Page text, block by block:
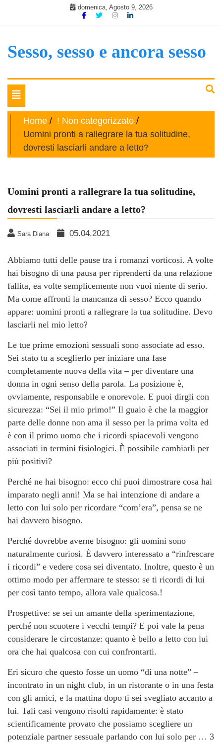
domenica, Agosto 9, 2026
Sesso, sesso e ancora sesso
Toggle
navigation
Home
! Non categorizzato
Uomini pronti a rallegrare la tua solitudine,
dovresti lasciarli andare a letto?
Uomini pronti a rallegrare la tua solitudine,
dovresti lasciarli andare a letto?
Sara Diana 05.04.2021
Abbiamo tutti delle pause tra i romanzi vorticosi. A volte
hai bisogno di una pausa per riprenderti da una relazione
fallita, ea volte semplicemente non vuoi niente di serio.
Ma come affronti la mancanza di sesso? Ecco quando
appare: uomini pronti a rallegrare la tua solitudine. Devo
lasciarli nel mio letto?
Le tue prime emozioni sessuali sono associate ad esso.
Sei stato tu a sceglierlo per iniziare una fase
completamente nuova della vita – per diventare una
donna in ogni senso della parola. La posizione è,
ovviamente, responsabile e onorevole. E puoi dirgli con
sicurezza: “Sei il mio primo!” Il guaio è che la maggior
parte delle donne non ama il sesso per la prima volta ed
è con il primo uomo che i ricordi spiacevoli vengono
associati in termini fisiologici. È possibile cambiarli per
più positivi?
Perché ne hai bisogno: ecco chi puoi dimostrare cosa hai
imparato negli anni! Ma se hai intenzione di andare a
letto con lui solo per ricordare “com’era”, pensa se ne
hai davvero bisogno.
Perché dovrebbe averne bisogno: gli uomini sono
naturalmente curiosi. È davvero interessato a “rinfrescare
i ricordi” e vedere cosa sei diventato. Inoltre, questo è un
ottimo modo per affermare te stesso: se ti ricordi di lui
per così tanto tempo, allora vale qualcosa.!
Prospettive: se sei un amante della sperimentazione,
perché non scuotere i vecchi tempi? E poi vale la pena
considerare le circostanze: quanto è bello a letto con lui
ora che hai qualcosa con cui confrontarti.
Eri sicuro che questo fosse un uomo “di una notte” –
incontrato in un night club, in un ristorante o in una festa
con gli amici, e la mattina dopo ti sei svegliato accanto a
lui. Tali casi vengono risolti rapidamente: è stato
scientificamente provato che possiamo scegliere un
potenziale partner sessuale parlando con lui solo per … 3